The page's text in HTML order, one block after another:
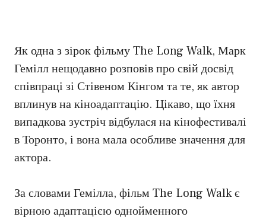
Як одна з зірок фільму The Long Walk, Марк
Гемілл нещодавно розповів про свій досвід
співпраці зі Стівеном Кінгом та те, як автор
вплинув на кіноадаптацію. Цікаво, що їхня
випадкова зустріч відбулася на кінофестивалі
в Торонто, і вона мала особливе значення для
актора.
За словами Гемілла, фільм The Long Walk є
вірною адаптацією однойменного